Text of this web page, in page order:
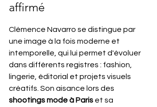
affirmé
Clémence Navarro se distingue par
une image à la fois moderne et
intemporelle, qui lui permet d'évoluer
dans différents registres : fashion,
lingerie, éditorial et projets visuels
créatifs. Son aisance lors des
shootings mode à Paris et sa